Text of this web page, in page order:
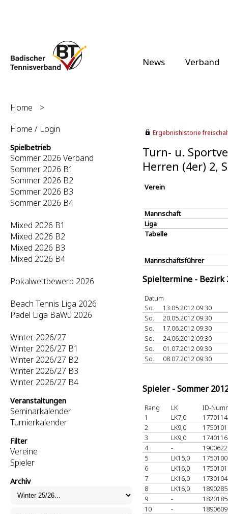
News Verband
Home
>
Home / Login
Spielbetrieb
Sommer 2026 Verband
Sommer 2026 B1
Sommer 2026 B2
Sommer 2026 B3
Sommer 2026 B4
Mixed 2026 B1
Mixed 2026 B2
Mixed 2026 B3
Mixed 2026 B4
Pokalwettbewerb 2026
Beach Tennis Liga 2026
Padel Liga BaWü 2026
Winter 2026/27
Winter 2026/27 B1
Winter 2026/27 B2
Winter 2026/27 B3
Winter 2026/27 B4
Veranstaltungen
Seminarkalender
Turnierkalender
Filter
Vereine
Spieler
Archiv
Ergebnishistorie
Turn- u.
Herren (4er) 2,
Verein
Mannschaft
Liga
Tabelle
Mannschaftsführer
Spieltermine - Bezirk
Datum
So.
13.05.2012 09:30
So.
20.05.2012 09:30
So.
17.06.2012 09:30
So.
24.06.2012 09:30
So.
01.07.2012 09:30
So.
08.07.2012 09:30
Spieler - Sommer
Rang LK
ID-
1
LK7,0
2
LK9,0
3
LK9,0
4
-
5
LK15,0
6
LK16,0
7
LK16,0
8
LK16,0
9
-
10
-